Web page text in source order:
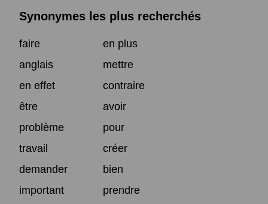
Synonymes les plus recherchés
faire
en plus
anglais
mettre
en effet
contraire
être
avoir
problème
pour
travail
créer
demander
bien
important
prendre